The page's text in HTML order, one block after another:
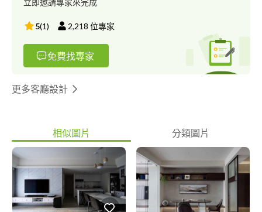
立即邀請專家來完成
5(1) 2,218 位專家
免費找專家
更多客廳設計
相似圖片 分類圖片